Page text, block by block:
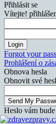
Přihlásit se
Vítejte!
Forgot your
Prohlášení o
Obnova hesla
Obnovit své
Heslo vám